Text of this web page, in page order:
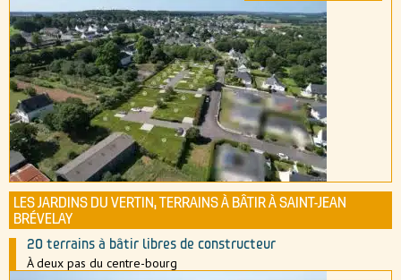
LES JARDINS DU VERTIN, TERRAINS À BÂTIR À SAINT-JEAN
BRÉVELAY
20 terrains à bâtir libres de constructeur
À deux pas du centre-bourg